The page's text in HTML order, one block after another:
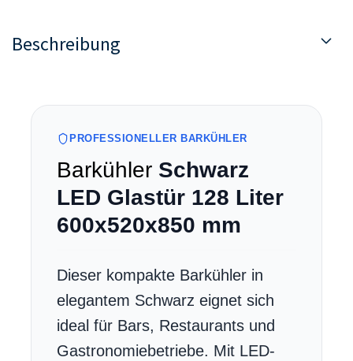
Beschreibung
PROFESSIONELLER BARKÜHLER
Barkühler Schwarz
LED Glastür 128 Liter
600x520x850 mm
Dieser kompakte Barkühler in
elegantem Schwarz eignet sich
ideal für Bars, Restaurants und
Gastronomiebetriebe. Mit LED-